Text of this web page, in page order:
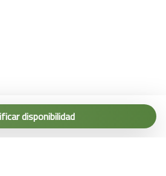
disponibilidad
info@terremarine.it